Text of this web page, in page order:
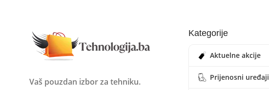
Vaš pouzdan izbor za tehniku.
Kategorije
Aktuelne akcije
Prijenosni uređaji